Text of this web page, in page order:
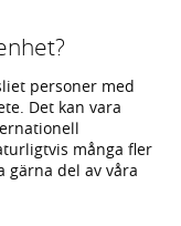
personer med
Det kan vara
många fler
gärna del av våra